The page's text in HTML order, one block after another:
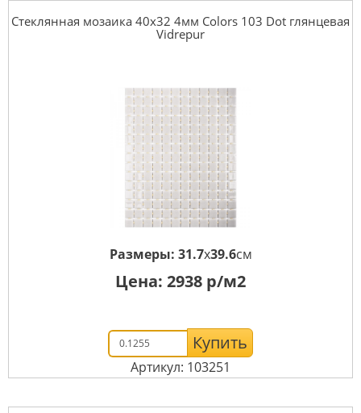
Стеклянная мозаика 40x32 4мм Colors 103 Dot глянцевая
Vidrepur
Размеры: 31.7x39.6см
Цена: 2938 р/м2
Купить
Артикул: 103251